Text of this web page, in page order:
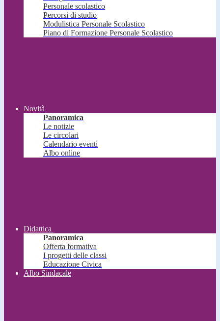
Personale scolastico
Percorsi di studio
Modulistica Personale Scolastico
Piano di Formazione Personale Scolastico
Novità
Panoramica
Le notizie
Le circolari
Calendario eventi
Albo online
Didattica
Panoramica
Offerta formativa
I progetti delle classi
Educazione Civica
Albo Sindacale